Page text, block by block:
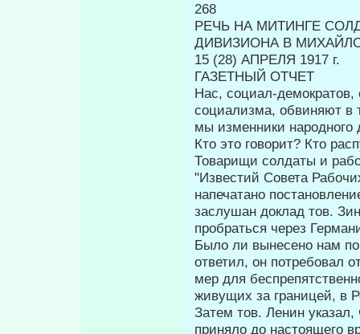
268
РЕЧЬ НА МИТИНГЕ
ДИВИЗИОНА В
15 (28) АПРЕЛЯ 1917 г.
ГАЗЕТНЫЙ ОТЧЕТ
Нас, социал-демократов,
социализма, об­виняют в
мы изменники
Кто это говорит? Кто
Товарищи солдаты и
"Извес­тий Совета
напечатано
заслушан доклад тов.
пробраться через
Было ли вынесено нам
ответил, он потребовал
мер для
живущих за границей, в
Затем тов. Ленин указал,
приняло до настоящего